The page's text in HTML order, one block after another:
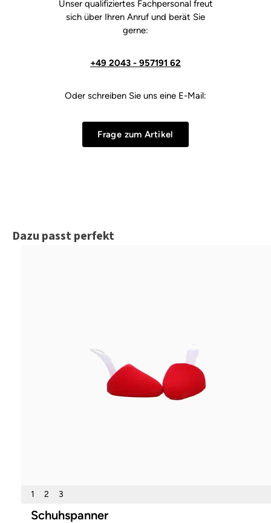
Unser qualifiziertes Fachpersonal freut
sich über Ihren Anruf und berät Sie
gerne:
+49 2043 - 957191 62
Oder schreiben Sie uns eine E-Mail:
Frage zum Artikel
Produktgalerie überspringen
Dazu passt perfekt
1 2 3
Schuhspanner